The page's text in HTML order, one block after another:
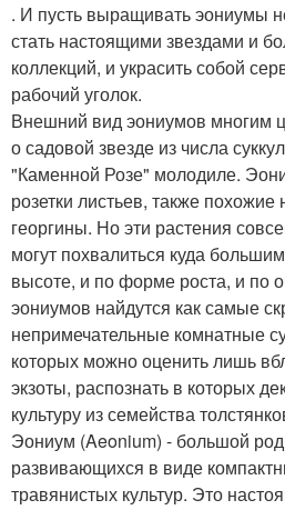
. И пусть выращивать эониумы
стать настоящими звездами и
коллекций, и украсить собой
рабочий уголок.
Внешний вид эониумов многим
о садовой звезде из числа
"Каменной Розе" молодиле.
розетки листьев, также похожие
георгины. Но эти растения
могут похвалиться куда
высоте, и по форме роста, и по
эониумов найдутся как самые
непримечательные комнатные
которых можно оценить лишь
экзоты, распознать в которых
культуру из семейства
Эониум (Aeonium) - большой род
развивающихся в виде
травянистых культур. Это